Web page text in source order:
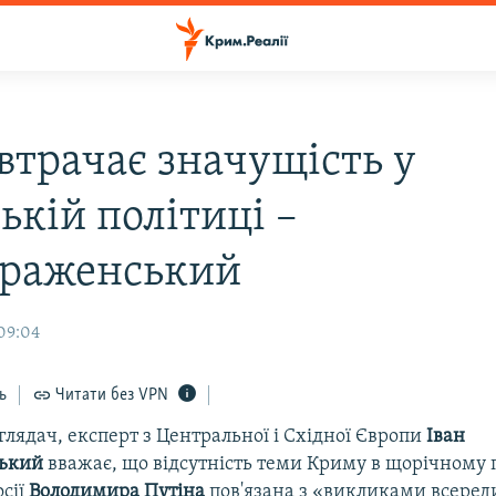
значущість у
політиці –
Читати без VPN
експерт з Центральної і Східної ЄвропиІван
вважає, що відсутність теми Криму в щорічному